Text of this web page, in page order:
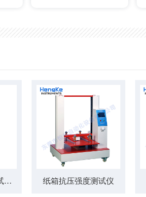
微电脑压缩强度测试仪（边压环压） 纸箱抗压强度测试仪